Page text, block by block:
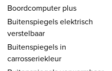
Boordcomputer plus
Buitenspiegels elektrisch
verstelbaar
Buitenspiegels in
carrosseriekleur